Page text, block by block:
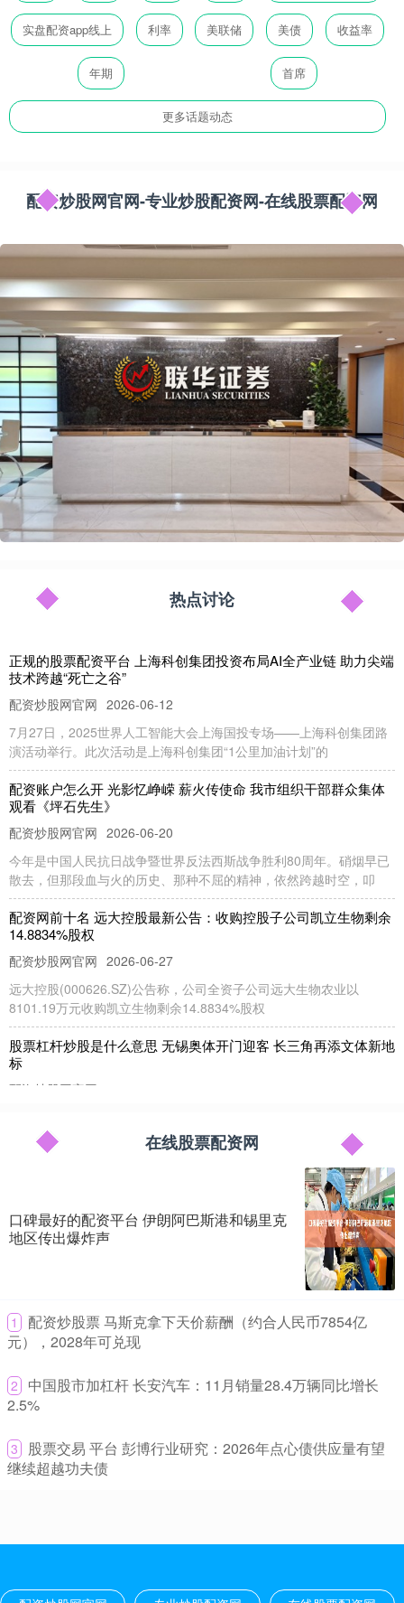
实盘配资app线上 利率 美联储 美债 收益率
年期 首席
更多话题动态
配资炒股网官网-专业炒股配资网-在线股票配资网
热点讨论
正规的股票配资平台 上海科创集团投资布局AI全产业链 助力尖端
技术跨越“死亡之谷”
配资炒股网官网 2026-06-12
7月27日，2025世界人工智能大会上海国投专场——上海科创集团路
演活动举行。此次活动是上海科创集团“1公里加油计划”的
配资账户怎么开 光影忆峥嵘 薪火传使命 我市组织干部群众集体
观看《坪石先生》
配资炒股网官网 2026-06-20
今年是中国人民抗日战争暨世界反法西斯战争胜利80周年。硝烟早已
散去，但那段血与火的历史、那种不屈的精神，依然跨越时空，叩
配资网前十名 远大控股最新公告：收购控股子公司凯立生物剩余
14.8834%股权
配资炒股网官网 2026-06-27
远大控股(000626.SZ)公告称，公司全资子公司远大生物农业以
8101.19万元收购凯立生物剩余14.8834%股权
股票杠杆炒股是什么意思 无锡奥体开门迎客 长三角再添文体新地
标
配资炒股网官网
奥体中心正式开门迎客。当天，无锡奥体中心游泳馆、羽毛球馆、
app杠杆股票 世界杯冠军主力佩德里开启中国行，为苏超开球、
专业炒股配资网 2026-08-01
2026美加墨世界杯近日落下帷幕，历经120分钟鏖战，亚马尔、佩德
里组成的全新“黄金一代”助力西班牙捧起队史第二座大力神
1.7%
专业炒股配资网 2026-06-12
“8点30分准时抢国债炒股加杠杆怎么办，结果秒没。”一位IP上海的用
户在社交媒体上发帖称。 2026年第三、四期储蓄国债
在线股票配资网 2026-06-12
河南股票配资 量质齐升 6月地方债发行有望提速
今年前5个月，地方债发行交出一份“量质齐升”的成绩单，1至5月全国
在线股票配资网
口碑最好的配资平台 伊朗阿巴斯港和锡里克
地区传出爆炸声
1
​配资炒股票 马斯克拿下天价薪酬（约合人民币7854亿
元），2028年可兑现
2
​中国股市加杠杆 长安汽车：11月销量28.4万辆同比增长
2.5%
3
​股票交易 平台 彭博行业研究：2026年点心债供应量有望
继续超越功夫债